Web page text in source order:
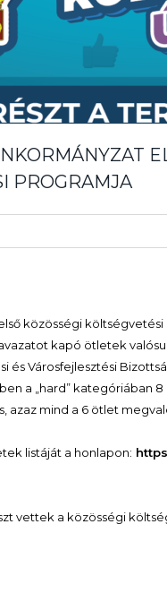
PROGRAMJA
közösségi
kapó ötletek
és Városfejlesztési
a „hard” kategóriában
azaz mind a 6 ötlet
listáját a honlapon:
vettek a közösségi